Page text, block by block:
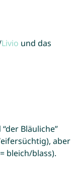
Livio und das
Bläuliche”
aber
bleich/blass).